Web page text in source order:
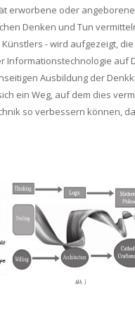
erworbene oder
Denken und Tun
- wird aufgezeigt,
Informationstechnologie auf
Ausbildung der
ein Weg, auf dem dies
so verbessern können,